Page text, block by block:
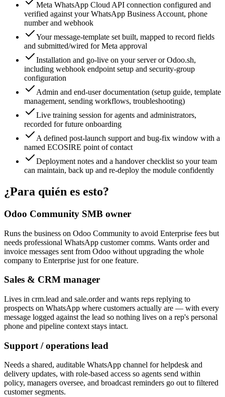
Meta WhatsApp Cloud API connection configured and
verified against your WhatsApp Business Account, phone
number and webhook
Your message-template set built, mapped to record fields
and submitted/wired for Meta approval
Installation and go-live on your server or Odoo.sh,
including webhook endpoint setup and security-group
configuration
Admin and end-user documentation (setup guide, template
management, sending workflows, troubleshooting)
Live training session for agents and administrators,
recorded for future onboarding
A defined post-launch support and bug-fix window with a
named ECOSIRE point of contact
Deployment notes and a handover checklist so your team
can maintain, back up and re-deploy the module confidently
¿Para quién es esto?
Odoo Community SMB owner
Runs the business on Odoo Community to avoid Enterprise fees but
needs professional WhatsApp customer comms. Wants order and
invoice messages sent from Odoo without upgrading the whole
company to Enterprise just for one feature.
Sales & CRM manager
Lives in crm.lead and sale.order and wants reps replying to
prospects on WhatsApp where customers actually are — with every
message logged against the lead so nothing lives on a rep's personal
phone and pipeline context stays intact.
Support / operations lead
Needs a shared, auditable WhatsApp channel for helpdesk and
delivery updates, with role-based access so agents send within
policy, managers oversee, and broadcast reminders go out to filtered
customer segments.